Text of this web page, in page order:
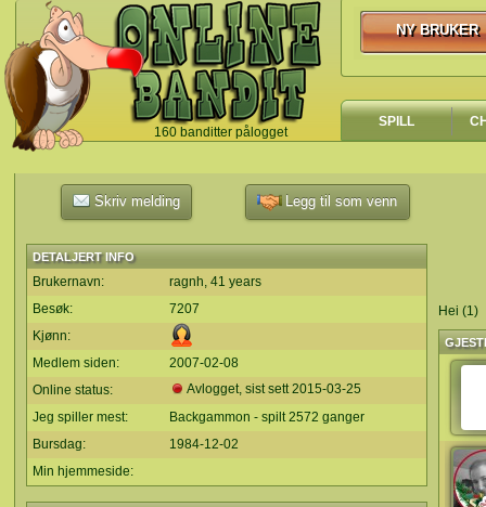
160 banditter pålogget
`
NY BRUKER
NY BRUKER
SPILL
Skriv melding Legg til som venn
DETALJERT INFO
Brukernavn:
ragnh, 41 years
Besøk:
7207
Kjønn:
Medlem siden:
2007-02-08
Online status:
Avlogget, sist sett2015-03-25
Jeg spiller mest:
Backgammon - spilt 2572 ganger
Bursdag:
1984-12-02
Min hjemmeside:
Hei (1)